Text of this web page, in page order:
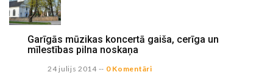
Garīgās mūzikas koncertā gaiša, cerīga un
mīlestības pilna noskaņa
24 julijs 2014-- 0 Komentāri